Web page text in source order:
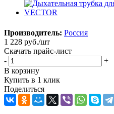
Производитель: Россия
1 228 руб./шт
Скачать прайс-лист
-
+
В корзину
Купить в 1 клик
Поделиться